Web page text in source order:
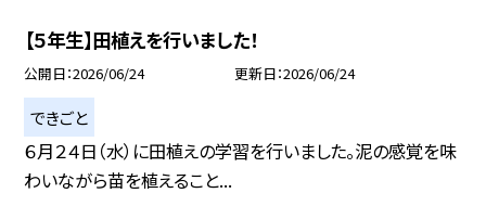
【５年生】田植えを行いました！
公開日 2026/06/24 更新日 2026/06/24
できごと
６月２４日（水）に田植えの学習を行いました。泥の感覚を味
わいながら苗を植えること...